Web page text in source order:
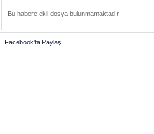
Bu habere ekli dosya bulunmamaktadır
Facebook'ta Paylaş